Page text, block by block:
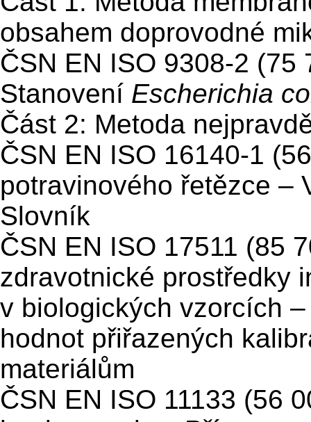
obsahem doprovodné
ČSN EN ISO 9308-2
Stanovení Escherichia
Část 2: Metoda
ČSN EN ISO 16140-1
potravinového řetězce –
Slovník
ČSN EN ISO 17511 (85
zdravotnické prostředky
v biologických vzorcích
hodnot přiřazených
materiálům
ČSN EN ISO 11133 (56